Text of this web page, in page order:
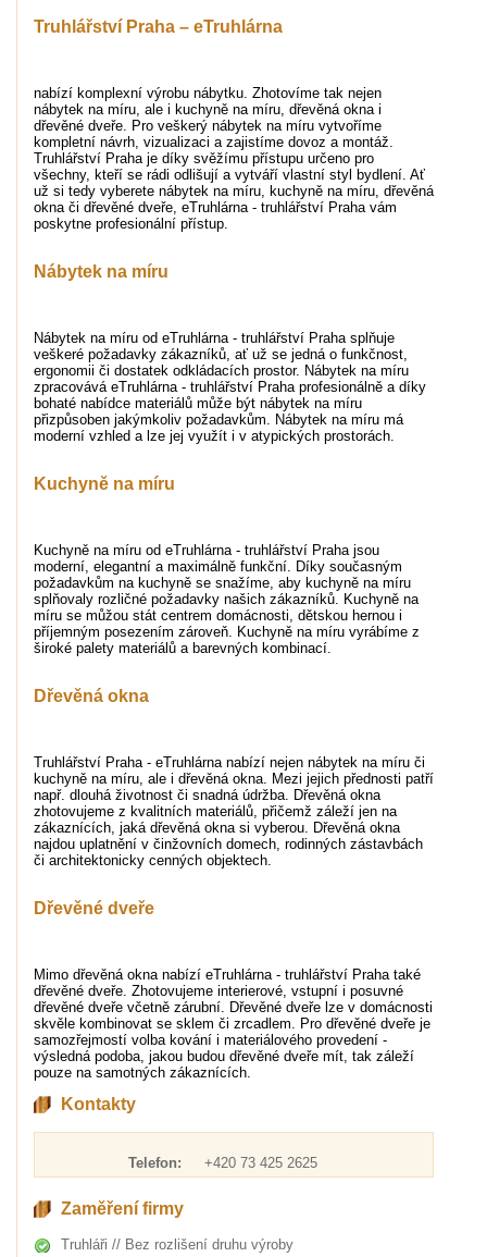
Truhlářství Praha – eTruhlárna
nabízí komplexní výrobu nábytku. Zhotovíme tak nejen
nábytek na míru, ale i kuchyně na míru, dřevěná okna i
dřevěné dveře. Pro veškerý nábytek na míru vytvoříme
kompletní návrh, vizualizaci a zajistíme dovoz a montáž.
Truhlářství Praha je díky svěžímu přístupu určeno pro
všechny, kteří se rádi odlišují a vytváří vlastní styl bydlení. Ať
už si tedy vyberete nábytek na míru, kuchyně na míru, dřevěná
okna či dřevěné dveře, eTruhlárna - truhlářství Praha vám
poskytne profesionální přístup.
Nábytek na míru
Nábytek na míru od eTruhlárna - truhlářství Praha splňuje
veškeré požadavky zákazníků, ať už se jedná o funkčnost,
ergonomii či dostatek odkládacích prostor. Nábytek na míru
zpracovává eTruhlárna - truhlářství Praha profesionálně a díky
bohaté nabídce materiálů může být nábytek na míru
přizpůsoben jakýmkoliv požadavkům. Nábytek na míru má
moderní vzhled a lze jej využít i v atypických prostorách.
Kuchyně na míru
Kuchyně na míru od eTruhlárna - truhlářství Praha jsou
moderní, elegantní a maximálně funkční. Díky současným
požadavkům na kuchyně se snažíme, aby kuchyně na míru
splňovaly rozličné požadavky našich zákazníků. Kuchyně na
míru se můžou stát centrem domácnosti, dětskou hernou i
příjemným posezením zároveň. Kuchyně na míru vyrábíme z
široké palety materiálů a barevných kombinací.
Dřevěná okna
Truhlářství Praha - eTruhlárna nabízí nejen nábytek na míru či
kuchyně na míru, ale i dřevěná okna. Mezi jejich přednosti patří
např. dlouhá životnost či snadná údržba. Dřevěná okna
zhotovujeme z kvalitních materiálů, přičemž záleží jen na
zákaznících, jaká dřevěná okna si vyberou. Dřevěná okna
najdou uplatnění v činžovních domech, rodinných zástavbách
či architektonicky cenných objektech.
Dřevěné dveře
Mimo dřevěná okna nabízí eTruhlárna - truhlářství Praha také
dřevěné dveře. Zhotovujeme interierové, vstupní i posuvné
dřevěné dveře včetně zárubní. Dřevěné dveře lze v domácnosti
skvěle kombinovat se sklem či zrcadlem. Pro dřevěné dveře je
samozřejmostí volba kování i materiálového provedení -
výsledná podoba, jakou budou dřevěné dveře mít, tak záleží
pouze na samotných zákaznících.
Kontakty
Telefon: +420 73 425 2625
Zaměření firmy
Truhláři // Bez rozlišení druhu výroby